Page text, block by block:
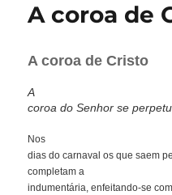
A coroa de
A coroa de Cristo
A
coroa do Senhor se
Nos
dias do carnaval os que saem
completam a
indumentária, enfeitando-se